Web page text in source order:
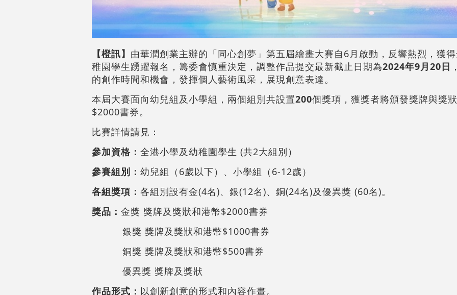
【橙訊】 由華潤創業主辦的「同心創夢」第五屆繪畫大賽自6月啟動，反響熱烈，獲
稚園學生踴躍報名，籌委會慎重決定，調整作品提交最新截止日期為2024年9月20日
的創作時間和機會，發揮個人藝術風采，展現創意表達。
本屆大賽面向幼兒組及小學組，兩個組別共設置200個獎項，獲獎者將頒發獎牌與獎
$2000書券。
比賽詳情請見：
參加資格： 全港小學及幼稚園學生 (共2大組別）
參賽組別： 幼兒組（6歲以下）、小學組（6-12歲）
各組獎項： 各組別設有金(4名)、銀(12名)、銅(24名)及優異獎 (60名)。
獎品： 金獎 獎牌及獎狀和港幣$2000書券
銀獎 獎牌及獎狀和港幣$1000書券
銅獎 獎牌及獎狀和港幣$500書券
優異獎 獎牌及獎狀
作品形式： 以創新創意的形式和內容作畫。